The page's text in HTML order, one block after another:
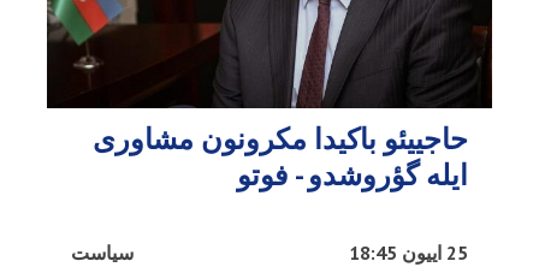
حاجییئو باکیدا مکرونون مشاوری
ایله گؤروشدو - فوتو
سیاست 25 اییون 18:45